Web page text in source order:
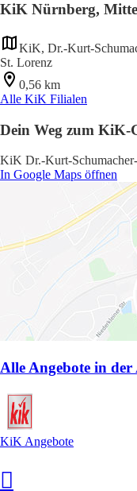
KiK Nürnberg,
KiK, Dr.-Kurt-
St. Lorenz
0,56 km
Alle KiK Filialen
Dein Weg zum KiK-
KiK Dr.-Kurt-
In Google Maps öffnen
Alle Angebote in
KiK Angebote